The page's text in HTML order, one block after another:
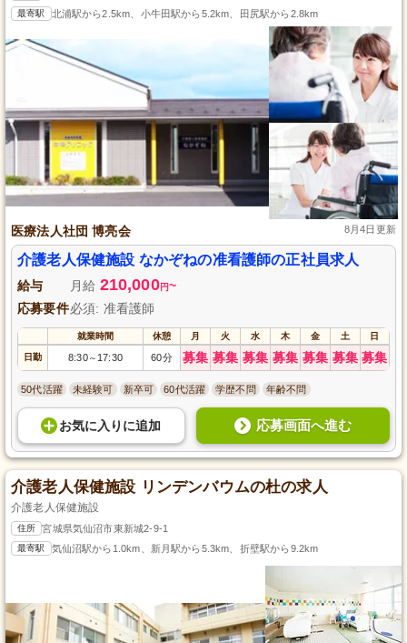
最寄駅 北浦駅から2.5km、小牛田駅から5.2km、田尻駅から2.8km
医療法人社団 博亮会 8月4日更新
介護老人保健施設 なかぞねの准看護師の正社員求人
給与 月給 210,000円~
応募要件必須: 准看護師
就業時間 休憩 月 火 水 木 金 土 日
日勤 8:30～ 17:30 60分 募集 募集 募集 募集 募集 募集 募集
50代活躍 未経験可 新卒可 60代活躍 学歴不問 年齢不問
お気に入り に追加 応募画面へ進む
介護老人保健施設 リンデンバウムの杜の求人
介護老人保健施設
住所 宮城県気仙沼市東新城2-9-1
最寄駅 気仙沼駅から1.0km、新月駅から5.3km、折壁駅から9.2km